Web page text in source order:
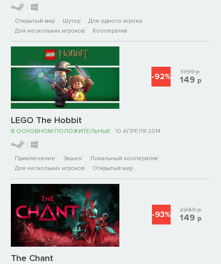
Открытый мир Шутер
Для одного игрока
Для нескольких игроков
Кооператив
LEGO The Hobbit
В ОСНОВНОМ ПОЛОЖИТЕЛЬНЫЕ 10 АПРЕЛЯ 2014
Приключение Экшен
Локальный кооператив
Для нескольких игроков
Открытый мир
-92% 1799р
149 р
The Chant
-93% 2249р
149 р